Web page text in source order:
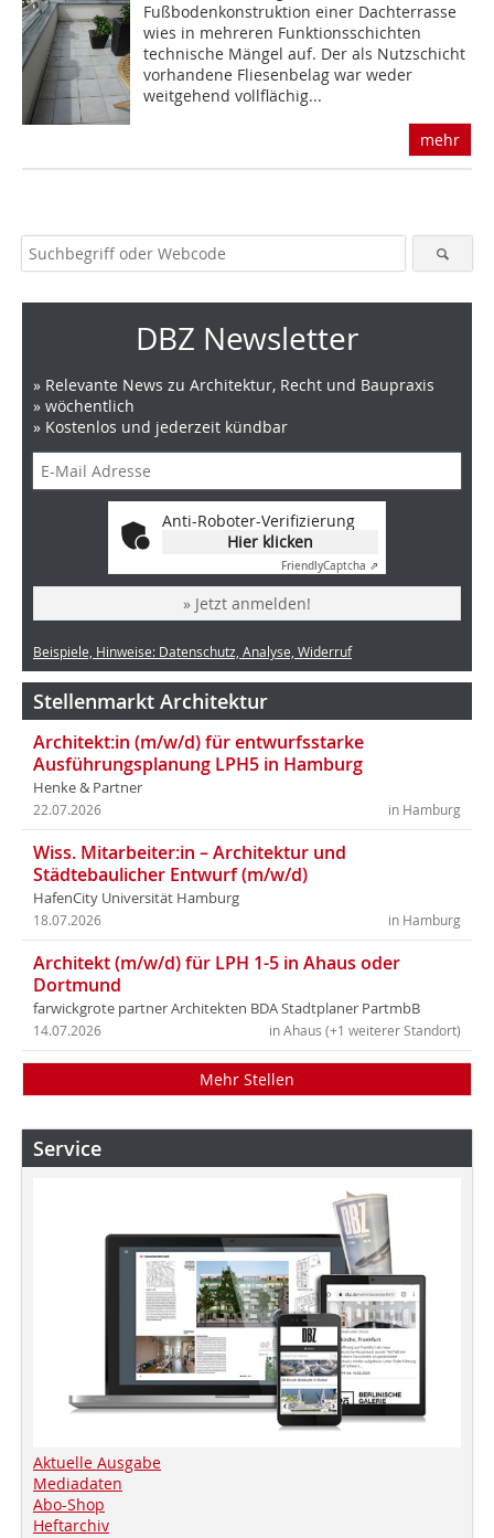
Fußbodenkonstruktion einer Dachterrasse
wies in mehreren Funktionsschichten
technische Mängel auf. Der als Nutzschicht
vorhandene Fliesenbelag war weder
weitgehend vollflächig...
mehr
DBZ Newsletter
» Relevante News zu Architektur, Recht und Baupraxis
» wöchentlich
» Kostenlos und jederzeit kündbar
Anti-Roboter-Verifizierung
Hier klicken
FriendlyCaptcha ⇗
» Jetzt anmelden!
Beispiele, Hinweise: Datenschutz, Analyse, Widerruf
Stellenmarkt Architektur
Architekt:in (m/w/d) für entwurfsstarke
Ausführungsplanung LPH5 in Hamburg
Henke & Partner
in Hamburg
22.07.2026
Wiss. Mitarbeiter:in – Architektur und
Städtebaulicher Entwurf (m/w/d)
HafenCity Universität Hamburg
in Hamburg
18.07.2026
Architekt (m/w/d) für LPH 1-5 in Ahaus oder
Dortmund
farwickgrote partner Architekten BDA Stadtplaner PartmbB
in Ahaus (+1 weiterer Standort)
14.07.2026
Mehr Stellen
Service
Aktuelle Ausgabe
Mediadaten
Abo-Shop
Heftarchiv